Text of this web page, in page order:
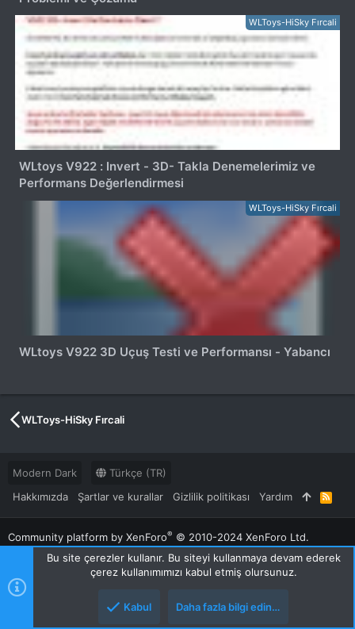
WLToys-HiSky Fırcali
WLtoys V922 : Invert - 3D- Takla Denemelerimiz ve
Performans Değerlendirmesi
WLToys-HiSky Fırcali
WLtoys V922 3D Uçuş Testi ve Performansı - Yabancı
WLToys-HiSky Fırcali
Modern Dark
Türkçe (TR)
Hakkımızda
Şartlar ve kurallar Gizlilik politikası Yardım
R
S
S
Community platform by XenForo® © 2010-2024 XenForo Ltd.
XenForo 2 Türkçe eTiKeT™ 2024
RCKolik™ © 2012-2024
Bu site çerezler kullanır. Bu siteyi kullanmaya devam ederek
çerez kullanımımızı kabul etmiş olursunuz.
Kabul Daha fazla bilgi edin…